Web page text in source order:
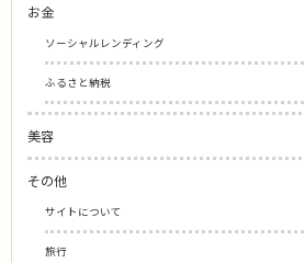
お金
ソーシャルレンディング
ふるさと納税
美容
その他
サイトについて
旅行